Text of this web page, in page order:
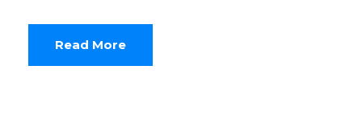
Read More